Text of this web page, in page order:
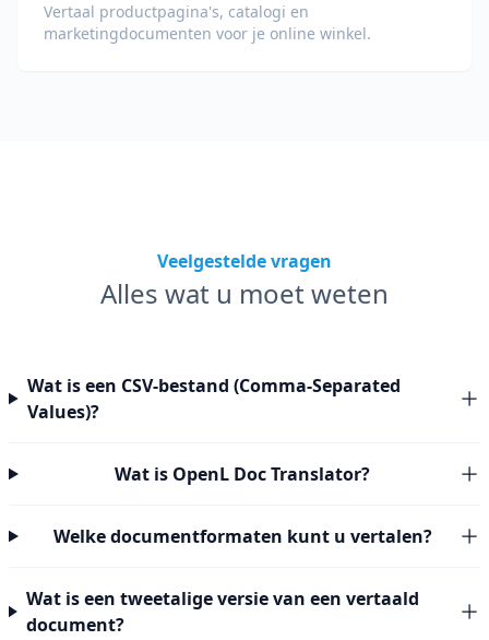
Vertaal productpagina's, catalogi en
marketingdocumenten voor je online winkel.
Veelgestelde vragen
Alles wat u moet weten
Wat is een CSV-bestand (Comma-Separated
Values)?
Wat is OpenL Doc Translator?
Welke documentformaten kunt u vertalen?
Wat is een tweetalige versie van een vertaald
document?